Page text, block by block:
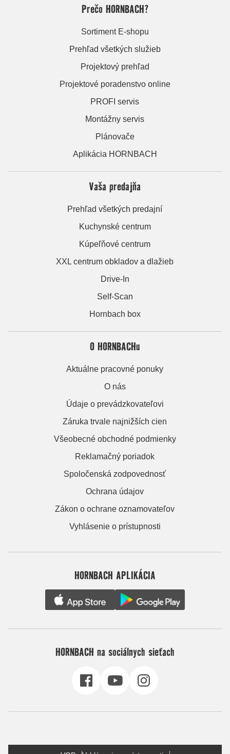
Prečo HORNBACH?
Sortiment E-shopu
Prehľad všetkých služieb
Projektový prehľad
Projektové poradenstvo online
PROFI servis
Montážny servis
Plánovače
Aplikácia HORNBACH
Vaša predajňa
Prehľad všetkých predajní
Kuchynské centrum
Kúpeľňové centrum
XXL centrum obkladov a dlažieb
Drive-In
Self-Scan
Hornbach box
O HORNBACHu
Aktuálne pracovné ponuky
O nás
Údaje o prevádzkovateľovi
Záruka trvale najnižších cien
Všeobecné obchodné podmienky
Reklamačný poriadok
Spoločenská zodpovednosť
Ochrana údajov
Zákon o ochrane oznamovateľov
Vyhlásenie o prístupnosti
HORNBACH APLIKÁCIA
HORNBACH na sociálnych sieťach